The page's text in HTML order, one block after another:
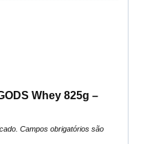
Whey 825g –
Campos obrigatórios são